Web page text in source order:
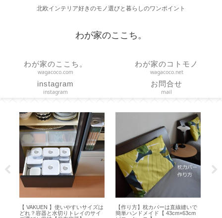
北欧インテリア好きのモノ選びと暮らしのワンポイント
わが家のここち。
わが家のここち。
wagacoco.com
わが家のコトモノ
wagacoco.net
instagram
instagram
お問合せ
mail
【 VAKUEN 】使いやすいサイズは
どれ？容器と水切りトレイのサイ
【作り方】枕カバーは直線縫いで
簡単ハンドメイド【 43cm×63cm